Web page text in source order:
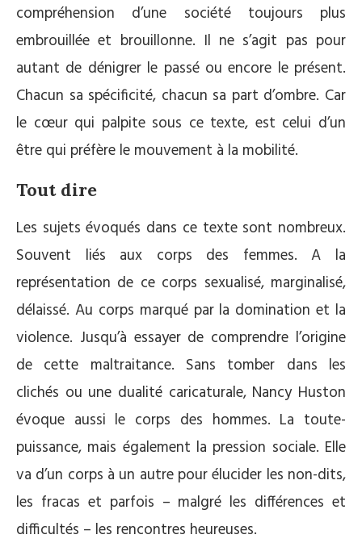
compréhension d’une société toujours plus
embrouillée et brouillonne. Il ne s’agit pas pour
autant de dénigrer le passé ou encore le présent.
Chacun sa spécificité, chacun sa part d’ombre. Car
le cœur qui palpite sous ce texte, est celui d’un
être qui préfère le mouvement à la mobilité.
Tout dire
Les sujets évoqués dans ce texte sont nombreux.
Souvent liés aux corps des femmes. A la
représentation de ce corps sexualisé, marginalisé,
délaissé. Au corps marqué par la domination et la
violence. Jusqu’à essayer de comprendre l’origine
de cette maltraitance. Sans tomber dans les
clichés ou une dualité caricaturale, Nancy Huston
évoque aussi le corps des hommes. La toute-
puissance, mais également la pression sociale. Elle
va d’un corps à un autre pour élucider les non-dits,
les fracas et parfois – malgré les différences et
difficultés – les rencontres heureuses.